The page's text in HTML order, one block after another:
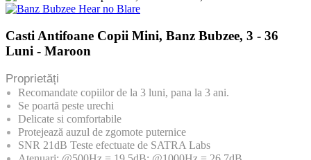
Casti Antifoane Copii Mini, Banz Bubzee, 3 - 36
Luni - Maroon
Proprietăți
Recomandate copiilor de la 3 luni, pana la 3 ani.
Se poartă peste urechi
Delicate si comfortabile
Protejează auzul de zgomote puternice
SNR 21dB Teste efectuate de SATRA Labs